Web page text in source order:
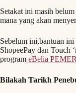
Setakat ini masih
mana yang akan
Sebelum ini,bantuan
ShopeePay dan Touch
program eBelia
Bilakah Tarikh